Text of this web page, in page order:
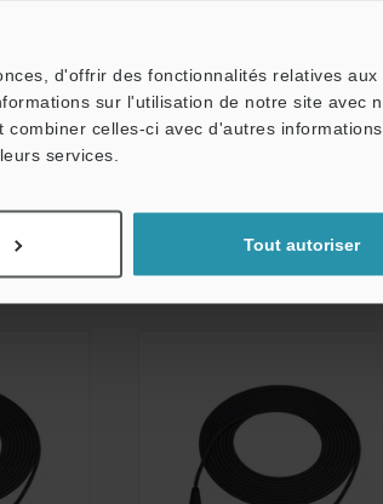
d'offrir des fonctionnalités relatives aux
sur l'utilisation de notre site avec
celles-ci avec d'autres
services.
Tout autoriser
m
performance (12 broches) 3 m
Dimensions
CAO / CAE